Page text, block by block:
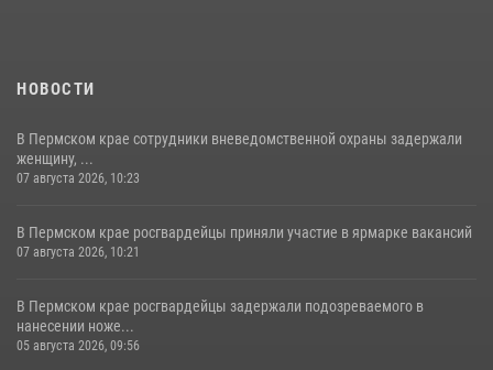
НОВОСТИ
В Пермском крае сотрудники вневедомственной охраны задержали
женщину, ...
07 августа 2026, 10:23
В Пермском крае росгвардейцы приняли участие в ярмарке вакансий
07 августа 2026, 10:21
В Пермском крае росгвардейцы задержали подозреваемого в
нанесении ноже...
05 августа 2026, 09:56